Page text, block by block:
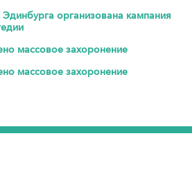
организована кампания
массовое захоронение
массовое захоронение